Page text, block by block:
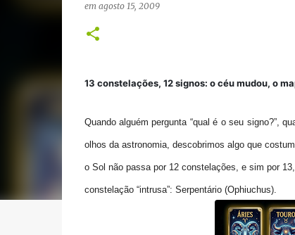
em agosto 15, 2009
13 constelações, 12 signos: o céu mudou, o
Quando alguém pergunta “qual é o seu signo?”,
olhos da astronomia, descobrimos algo que
o Sol não passa por 12 constelações, e sim por 13
constelação “intrusa”: Serpentário (Ophiuchus).